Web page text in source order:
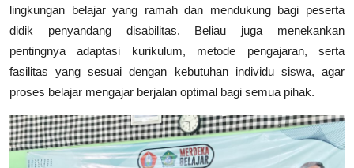
lingkungan belajar yang ramah dan mendukung bagi peserta
didik penyandang disabilitas. Beliau juga menekankan
pentingnya adaptasi kurikulum, metode pengajaran, serta
fasilitas yang sesuai dengan kebutuhan individu siswa, agar
proses belajar mengajar berjalan optimal bagi semua pihak.